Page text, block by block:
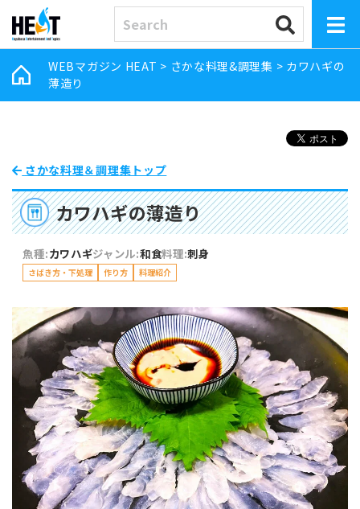
WEBマガジン HEAT > さかな料理&調理集 > カワハギの
薄造り
さかな料理＆調理集トップ
カワハギの薄造り
魚種:カワハギジャンル:和食料理:刺身
さばき方・下処理 作り方 料理紹介